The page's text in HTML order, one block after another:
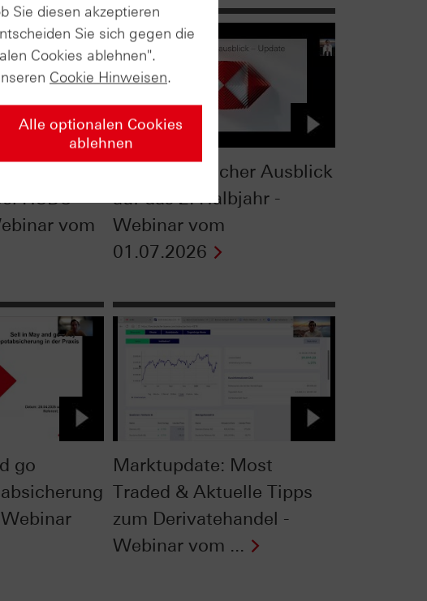
HSBC
vom
Charttechnischer Ausblick
auf das 2. Halbjahr -
Webinar vom
01.07.2026
go
Marktupdate: Most
Traded & Aktuelle Tipps
zum Derivatehandel -
Webinar vom ...
Sie diesen akzeptieren
Sie sich gegen die
Cookies ablehnen".
Cookie Hinweisen.
Alle optionalen Cookies
ablehnen